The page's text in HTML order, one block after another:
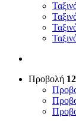
Προβολή